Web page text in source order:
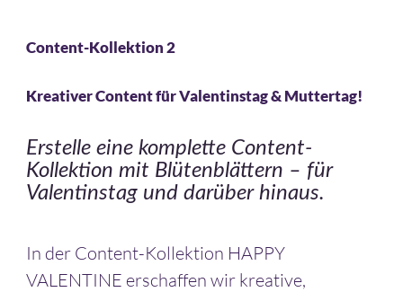
Content-Kollektion 2
Kreativer Content für Valentinstag & Muttertag!
Erstelle eine komplette Content-
Kollektion mit Blütenblättern – für
Valentinstag und darüber hinaus.
In der Content-Kollektion HAPPY
VALENTINE erschaffen wir kreative,